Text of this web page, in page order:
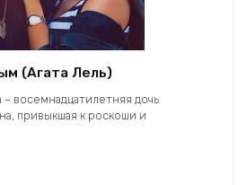
(Агата Лель)
восемнадцатилетняя дочь
привыкшая к роскоши и